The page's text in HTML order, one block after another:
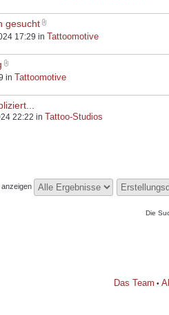
gesucht
17:29 in Tattoomotive
in Tattoomotive
22:22 in Tattoo-Studios
anzeigen
Die
Das Team •